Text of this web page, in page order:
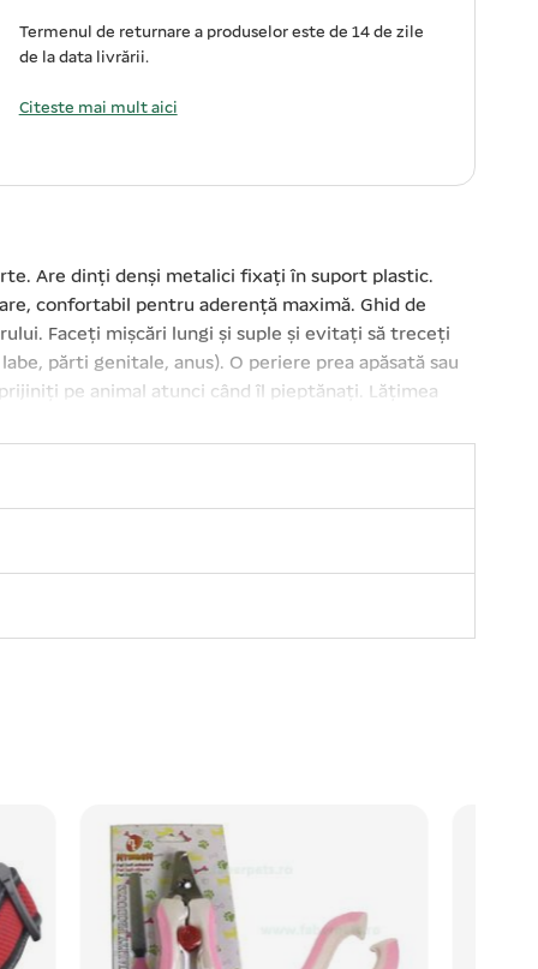
Termenul de returnare a produselor este de 14 de zile
de la data livrării.
Citeste mai mult aici
Are dinți denși metalici fixați în suport plastic.
confortabil pentru aderență maximă. Ghid de
Faceți mișcări lungi și suple și evitați să treceți
părti genitale, anus). O periere prea apăsată sau
pe animal atunci când îl pieptănați. Lățimea